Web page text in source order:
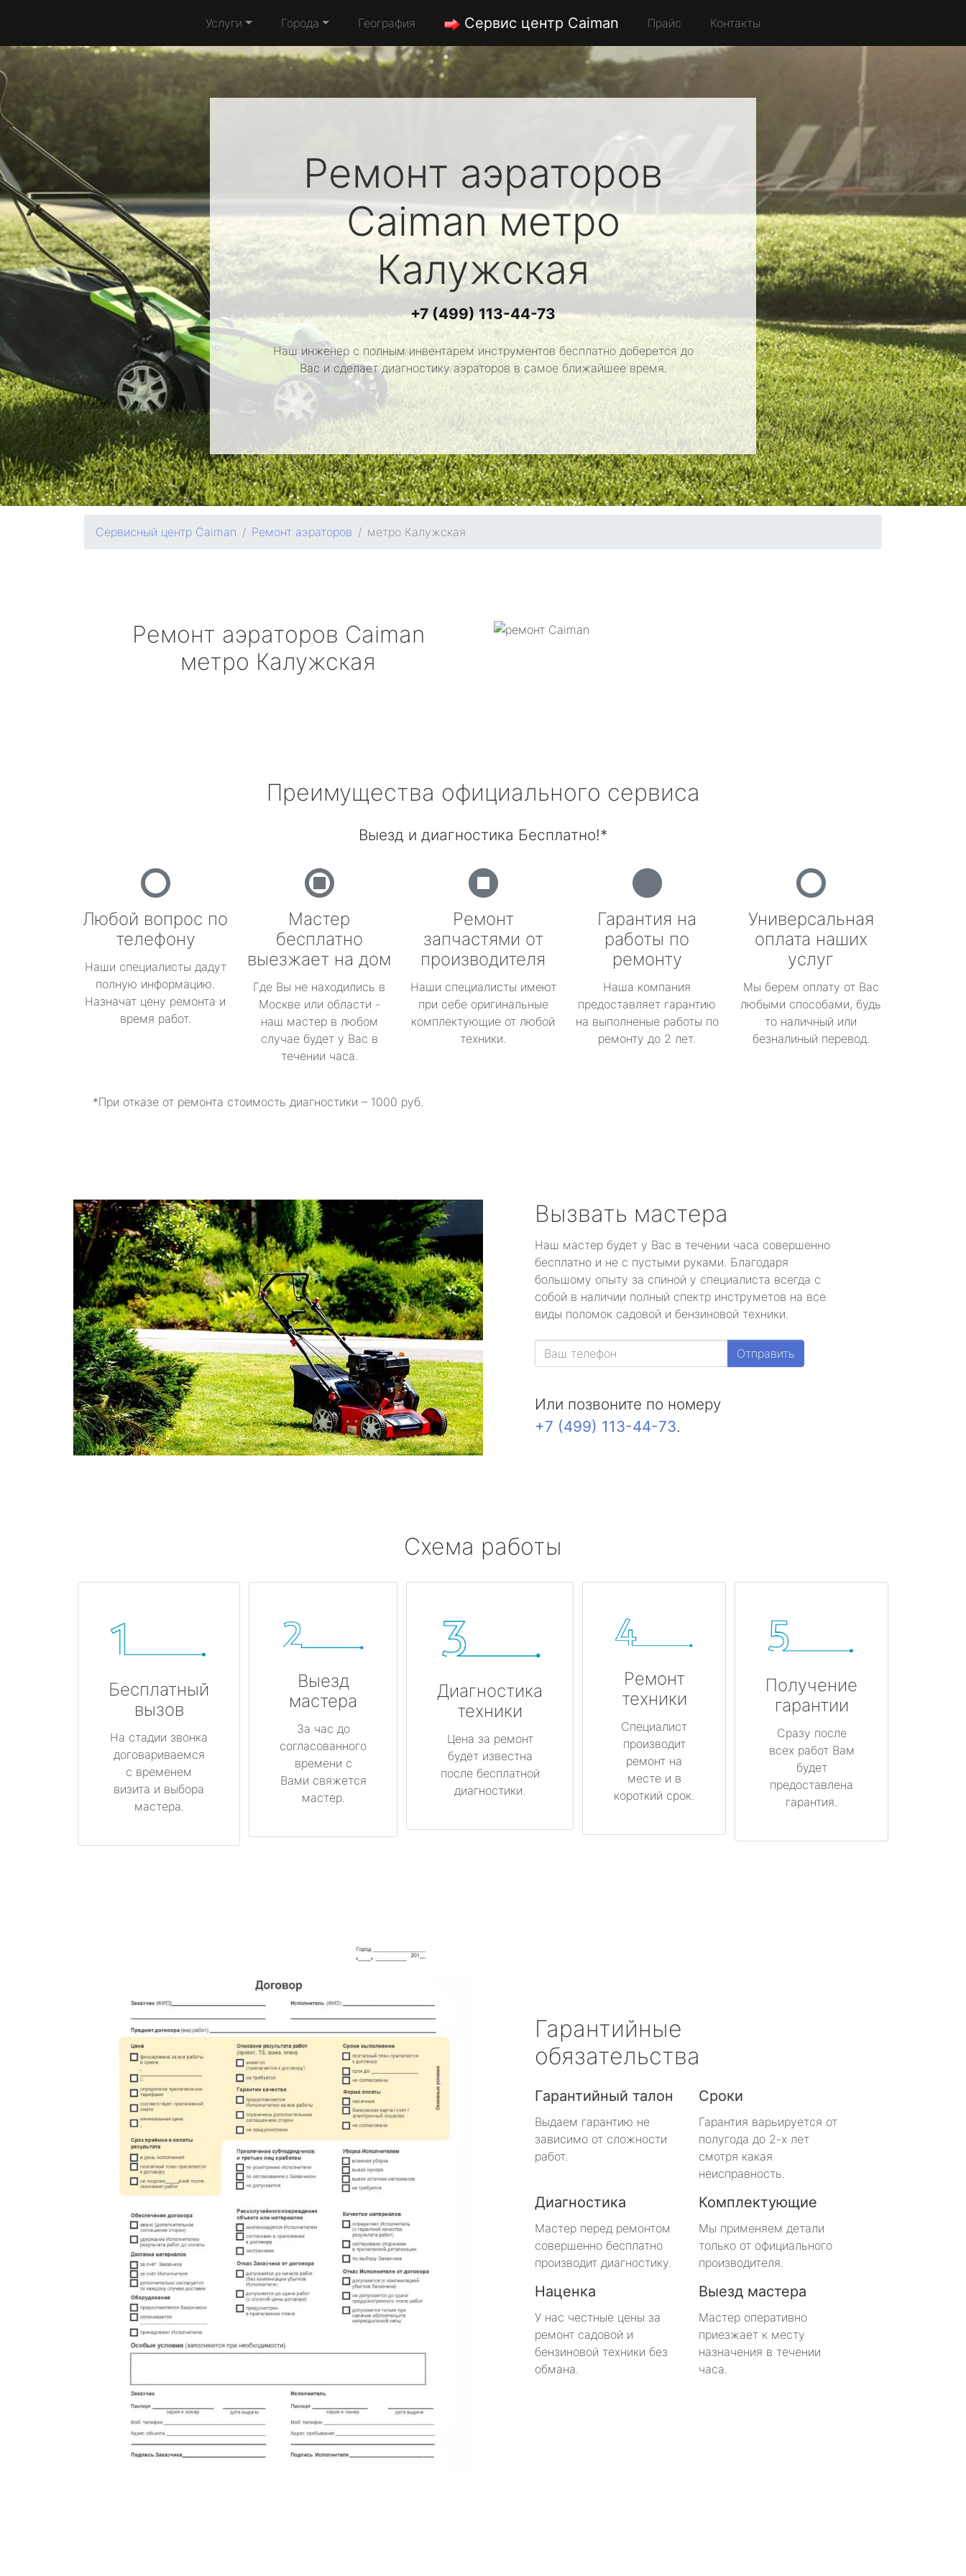
Услуги Города География Сервис центр Caiman Прайс Контакты
Ремонт аэраторов
Caimanметро
Калужская
+7 (499) 113-44-73
Наш инженер с полным инвентарем инструментов бесплатно доберется до
Вас и сделает диагностику аэраторов в самое ближайшее время.
Сервисный центр Caiman Ремонт аэраторов метро Калужская
Ремонт аэраторов Caiman
метро Калужская
Преимущества официального сервиса
Выезд и диагностика Бесплатно!*
Любой вопрос по
телефону
Наши специалисты дадут
полную информацию.
Назначат цену ремонта и
время работ.
Мастер
бесплатно
выезжает на дом
Где Вы не находились в
Москве или области -
наш мастер в любом
случае будет у Вас в
течении часа.
Ремонт
запчастями от
производителя
Наши специалисты имеют
при себе оригинальные
комплектующие от любой
техники.
Гарантия на
работы по
ремонту
Наша компания
предоставляет гарантию
на выполненые работы по
ремонту до 2 лет.
Универсальная
оплата наших
услуг
Мы берем оплату от Вас
любыми способами, будь
то наличный или
безналиный перевод.
*При отказе от ремонта стоимость диагностики – 1000 руб.
Вызвать мастера
Наш мастер будет у Вас в течении часа совершенно
бесплатно и не с пустыми руками. Благодаря
большому опыту за спиной у специалиста всегда с
собой в наличии полный спектр инструметов на все
виды поломок садовой и бензиновой техники.
Отправить
Или позвоните по номеру
+7 (499) 113-44-73.
Схема работы
Бесплатный
вызов
На стадии звонка
договариваемся
с временем
визита и выбора
мастера.
Выезд
мастера
За час до
согласованного
времени с
Вами свяжется
мастер.
Диагностика
техники
Цена за ремонт
будет известна
после бесплатной
диагностики.
Ремонт
техники
Специалист
производит
ремонт на
месте и в
короткий срок.
Получение
гарантии
Сразу после
всех работ Вам
будет
предоставлена
гарантия.
Гарантийные
обязательства
Гарантийный талон
Выдаем гарантию не
зависимо от сложности
работ.
Сроки
Гарантия варьируется от
полугода до 2-х лет
смотря какая
неисправность.
Диагностика
Мастер перед ремонтом
совершенно бесплатно
производит диагностику.
Комплектующие
Мы применяем детали
только от официального
производителя.
Наценка
У нас честные цены за
ремонт садовой и
бензиновой техники без
обмана.
Выезд мастера
Мастер оперативно
приезжает к месту
назначения в течении
часа.